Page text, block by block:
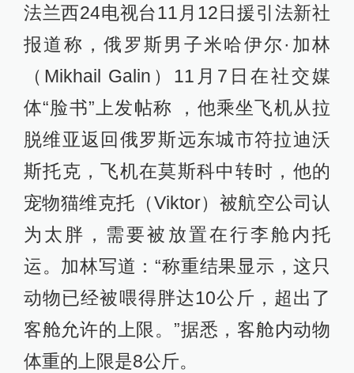
法兰西24电视台11月12日援引法新社
报道称，俄罗斯男子米哈伊尔·加林
（Mikhail Galin）11月7日在社交媒
体“脸书”上发帖称 ，他乘坐飞机从拉
脱维亚返回俄罗斯远东城市符拉迪沃
斯托克，飞机在莫斯科中转时，他的
宠物猫维克托（Viktor）被航空公司认
为太胖，需要被放置在行李舱内托
运。加林写道：“称重结果显示，这只
动物已经被喂得胖达10公斤，超出了
客舱允许的上限。”据悉，客舱内动物
体重的上限是8公斤。